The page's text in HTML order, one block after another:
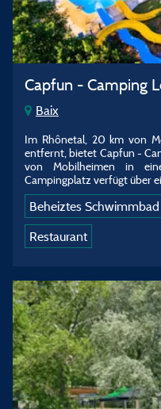
Capfun - Camping
Baix
Im Rhônetal, 20 km von
entfernt, bietet Capfun -
von Mobilheimen in
Campingplatz verfügt über
Beheiztes Schwimmbad
Restaurant